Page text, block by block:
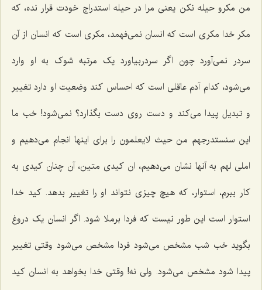
من مکرو حیله نکن یعنی مرا در حیله استدراج خودت قرار نده، که
مکر خدا مکری است که انسان‌ نمی‌فهمد، مکری است که انسان از آن
سردر نمی‌آورد چون اگر سردربیاورد یک مرتبه شوک به او وارد
می‌شود، کدام آدم عاقلی است که احساس کند وضعیت او دارد تغییر
و تبدیل پیدا می‌کند و دست روی دست بگذارد؟ نمی‌شود! خب ما
این سنستدرجهم من حیث لایعلمون را برای اینها انجام می‌دهیم و
املی لهم به آنها نشان می‌دهیم، ان کیدی متین، آن چنان کیدی به
کار ببرم، استوار، که هیچ چیزی نتواند او را تغییر بدهد. کید خدا
استوار است این طور نیست که فردا برملا شود. اگر انسان یک دروغ
بگوید خب شب مشخص می‌شود فردا مشخص می‌شود وقتی تغییر
پیدا شود مشخص می‌شود. ولی نه! وقتی خدا بخواهد به انسان کید